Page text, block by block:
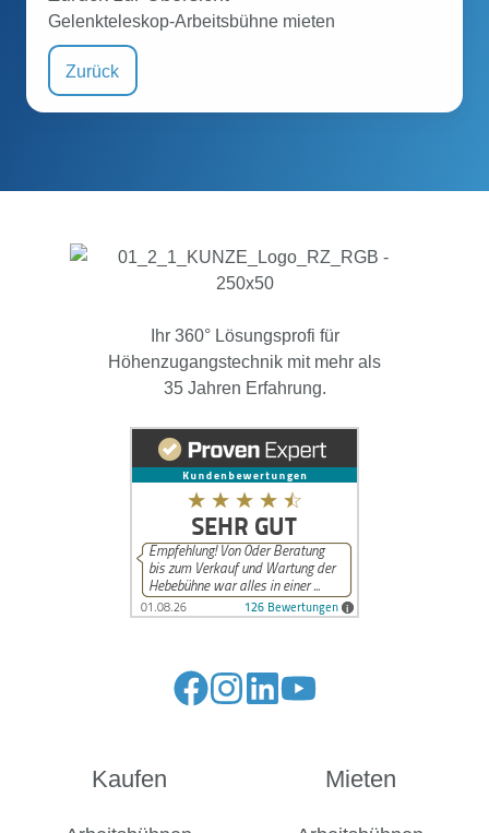
Gelenkteleskop-Arbeitsbühne mieten
Zurück
Ihr 360° Lösungsprofi für
Höhenzugangstechnik mit mehr als
35 Jahren Erfahrung.
Kaufen Mieten